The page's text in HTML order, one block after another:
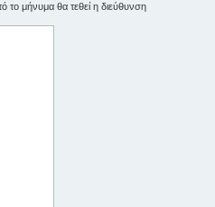
το μήνυμα θα τεθεί η διεύθυνση